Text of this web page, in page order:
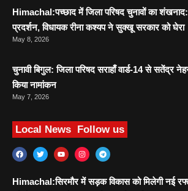
Himachal:पच्छाद में जिला परिषद चुनावों का
प्रदर्शन, विधायक रीना कश्यप ने सुक्खू सरकार को घेरा
May 8, 2026
चुनावी बिगुल: जिला परिषद सराहाँ वार्ड-14 से सतेंद्र
किया नामांकन
May 7, 2026
Local News Follow us
Himachal:सिरमौर में सड़क विकास को मिलेगी नई